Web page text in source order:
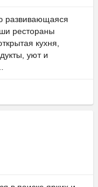
развивающаяся
рестораны
кухня,
уют и